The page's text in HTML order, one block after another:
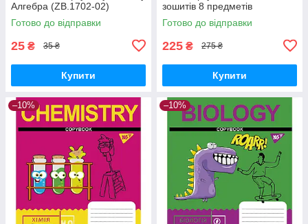
Алгебра (ZB.1702-02)
Готово до відправки
25 ₴ 35 ₴
Купити
зошитів 8 предметів
(ZB.1731-99)
Готово до відправки
225 ₴ 275 ₴
Купити
–10% –10%